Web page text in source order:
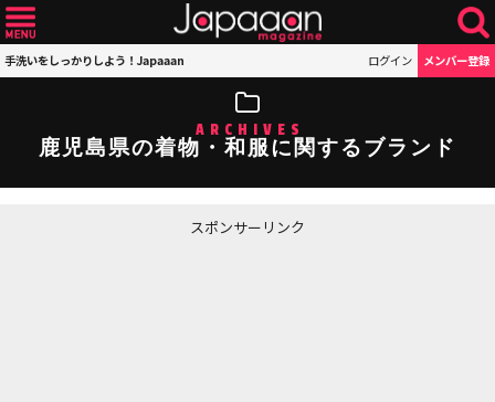
手洗いをしっかりしよう！Japaaan ログイン メンバー登録
ARCHIVES
鹿児島県の着物・和服に関するブランド
スポンサーリンク